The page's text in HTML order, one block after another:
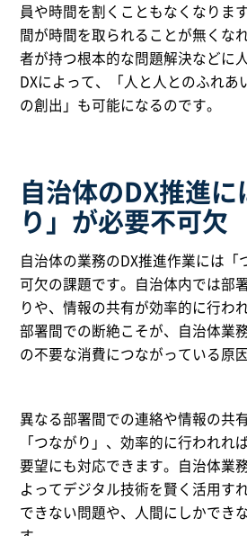
員や時間を割くこともなくなりま
間が時間を取られることが無くな
者が持つ根本的な問題解決などに
DXによって、「人と人とのふれあ
の創出」も可能になるのです。
自治体のDX推進
り」が必要不可欠
自治体の業務のDX推進作業には「
可欠の課題です。自治体内では部
りや、情報の共有が効率的に行わ
部署間での断絶こそが、自治体業
の不要な消費につながっている原因
異なる部署間での連絡や情報の共
「つながり」、効率的に行われれ
要望にも対応できます。自治体業
よってデジタル技術を賢く活用す
できない問題や、人間にしかでき